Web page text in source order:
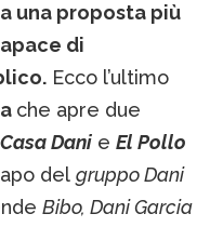
a una proposta più
di
Ecco l’ultimo
che apre due
Casa Dani e El Pollo
del gruppo Dani
Bibo, Dani Garcia